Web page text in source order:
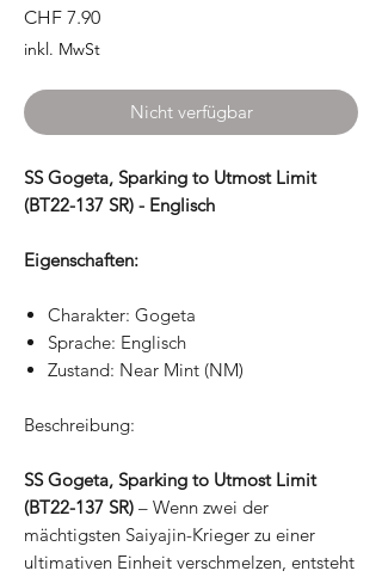
CHF 7.90Preis
inkl. MwSt
Nicht verfügbar
SS Gogeta, Sparking to Utmost Limit
(BT22-137 SR) - Englisch
Eigenschaften:
Charakter: Gogeta
Sprache: Englisch
Zustand: Near Mint (NM)
Beschreibung:
SS Gogeta, Sparking to Utmost Limit
(BT22-137 SR) – Wenn zwei der
mächtigsten Saiyajin-Krieger zu einer
ultimativen Einheit verschmelzen, entsteht